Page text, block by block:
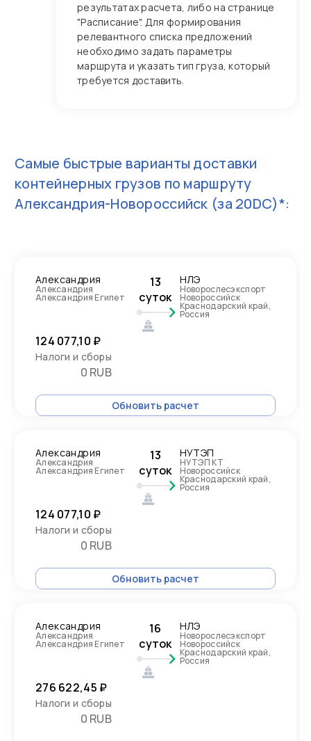
результатах расчета, либо на странице
"Расписание". Для формирования
релевантного списка предложений
необходимо задать параметры
маршрута и указать тип груза, который
требуется доставить.
Самые быстрые варианты доставки
контейнерных грузов по маршруту
Александрия-Новороссийск (за 20DC)*:
Александрия
Александрия
Александрия Египет
13
суток
НЛЭ
Новорослесэкспорт
Новороссийск
Краснодарский край,
Россия
124 077,10 ₽
Налоги и сборы
0 RUB
Обновить расчет
Александрия
Александрия
Александрия Египет
13
суток
НУТЭП
НУТЭП КТ
Новороссийск
Краснодарский край,
Россия
124 077,10 ₽
Налоги и сборы
0 RUB
Обновить расчет
Александрия
Александрия
Александрия Египет
16
суток
НЛЭ
Новорослесэкспорт
Новороссийск
Краснодарский край,
Россия
276 622,45 ₽
Налоги и сборы
0 RUB